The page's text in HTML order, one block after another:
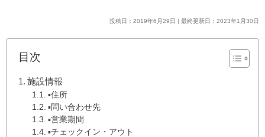
投稿日：2019年6月29日 | 最終更新日：2023年1月30日
目次
施設情報
▪️住所
▪️問い合わせ先
▪️営業期間
▪️チェックイン・アウト